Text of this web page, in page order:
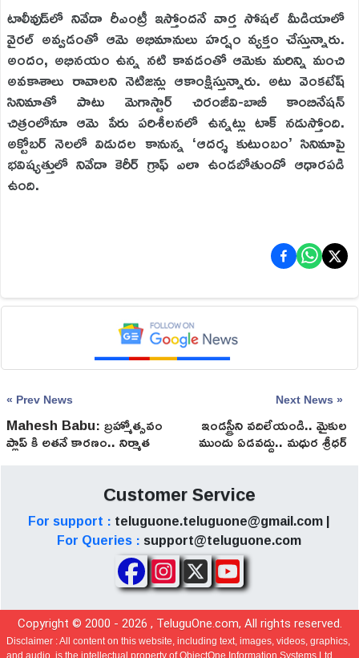
టాలీవుడ్‌లో నివేదా రీఎంట్రీ ఇస్తోందనే వార్త సోషల్ మీడియాలో
వైరల్ అవ్వడంతో ఆమె అభిమానులు హర్షం వ్యక్తం చేస్తున్నారు.
అందం, అభినయం ఉన్న నటి కావడంతో ఆమెకు మరిన్ని మంచి
అవకాశాలు రావాలని నెటిజన్లు ఆకాంక్షిస్తున్నారు. అటు వెంకటేష్
సినిమాతో పాటు మెగాస్టార్ చిరంజీవి-బాబీ కాంబినేషన్
చిత్రంలోనూ ఆమె పేరు పరిశీలనలో ఉన్నట్లు టాక్ నడుస్తోంది.
అక్టోబర్ నెలలో విడుదల కానున్న ‘ఆదర్శ కుటుంబం’ సినిమాపై
భవిష్యత్తులో నివేదా కెరీర్ గ్రాఫ్ ఎలా ఉండబోతుందో ఆధారపడి
ఉంది.
« Prev News
Mahesh Babu: బ్రహ్మోత్సవం
ప్లాప్ కి అతనే కారణం.. నిర్మాత
పీవీపీ తాజా వ్యాఖ్యలు వైరల్
Next News »
ఇండస్ట్రీని వదిలేయండి.. మైకుల
ముందు ఏడవద్దు.. మధుర శ్రీధర్
రెడ్డి సంచలన వ్యాఖ్యలు!
Customer Service
For support : teluguone.teluguone@gmail.com |
For Queries : support@teluguone.com
Copyright © 2000 - 2026 , TeluguOne.com, All rights reserved.
Disclaimer :All content on this website, including text, images, videos, graphics,
and audio, is the intellectual property of ObjectOne Information Systems Ltd.